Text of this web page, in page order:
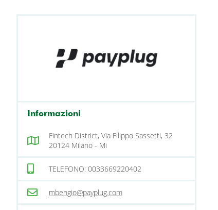
Informazioni
Fintech District, Via Filippo Sassetti, 32
20124 Milano - Mi
TELEFONO: 0033669220402
mbengio@payplug.com